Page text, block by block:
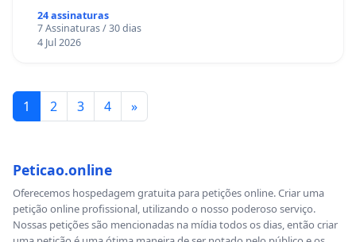
24 assinaturas
7 Assinaturas / 30 dias
4 Jul 2026
1 2 3 4 »
Peticao.online
Oferecemos hospedagem gratuita para petições online. Criar uma
petição online profissional, utilizando o nosso poderoso serviço.
Nossas petições são mencionadas na mídia todos os dias, então criar